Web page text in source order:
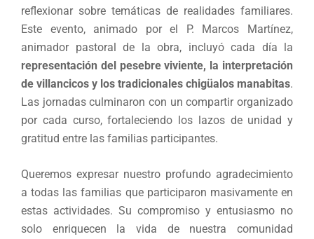
reflexionar sobre temáticas de realidades familiares.
Este evento, animado por el P. Marcos Martínez,
animador pastoral de la obra, incluyó cada día la
representación del pesebre viviente, la interpretación
de villancicos y los tradicionales chigüalos manabitas.
Las jornadas culminaron con un compartir organizado
por cada curso, fortaleciendo los lazos de unidad y
gratitud entre las familias participantes.
Queremos expresar nuestro profundo agradecimiento
a todas las familias que participaron masivamente en
estas actividades. Su compromiso y entusiasmo no
solo enriquecen la vida de nuestra comunidad